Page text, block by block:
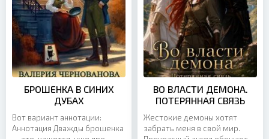
БРОШЕНКА В СИНИХ
ДУБАХ
Вот вариант аннотации:
Аннотация Дважды брошенка
ВО ВЛАСТИ ДЕМОНА.
ПОТЕРЯННАЯ СВЯЗЬ
Жестокие демоны хотят
забрать меня в свой мир.